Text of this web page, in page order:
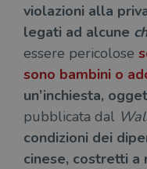
violazioni alla
legati ad alcune
essere pericolose
sono bambini o
un’inchiesta,
pubblicata dal
condizioni dei
cinese, costretti a